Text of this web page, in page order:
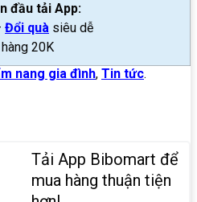
đầu tải App:
Đổi quà siêu dễ
20K
nang gia đình, Tin tức.
Tải App Bibomart để
mua hàng thuận tiện